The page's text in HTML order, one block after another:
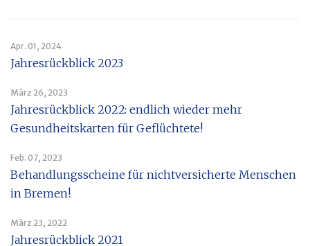
Apr. 01, 2024
Jahresrückblick 2023
März 26, 2023
Jahresrückblick 2022: endlich wieder mehr
Gesundheitskarten für Geflüchtete!
Feb. 07, 2023
Behandlungsscheine für nichtversicherte Menschen
in Bremen!
März 23, 2022
Jahresrückblick 2021